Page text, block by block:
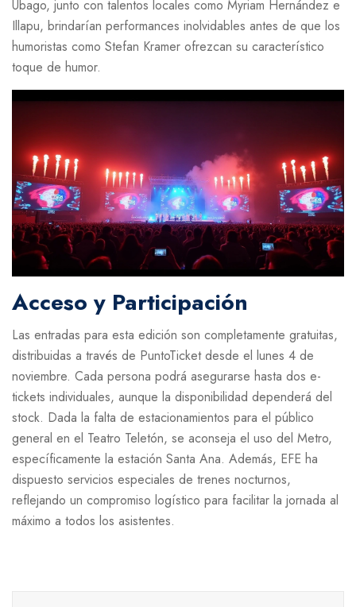
Ubago, junto con talentos locales como Myriam Hernández e
Illapu, brindarían performances inolvidables antes de que los
humoristas como Stefan Kramer ofrezcan su característico
toque de humor.
Acceso y Participación
Las entradas para esta edición son completamente gratuitas,
distribuidas a través de PuntoTicket desde el lunes 4 de
noviembre. Cada persona podrá asegurarse hasta dos e-
tickets individuales, aunque la disponibilidad dependerá del
stock. Dada la falta de estacionamientos para el público
general en el Teatro Teletón, se aconseja el uso del Metro,
específicamente la estación Santa Ana. Además, EFE ha
dispuesto servicios especiales de trenes nocturnos,
reflejando un compromiso logístico para facilitar la jornada al
máximo a todos los asistentes.